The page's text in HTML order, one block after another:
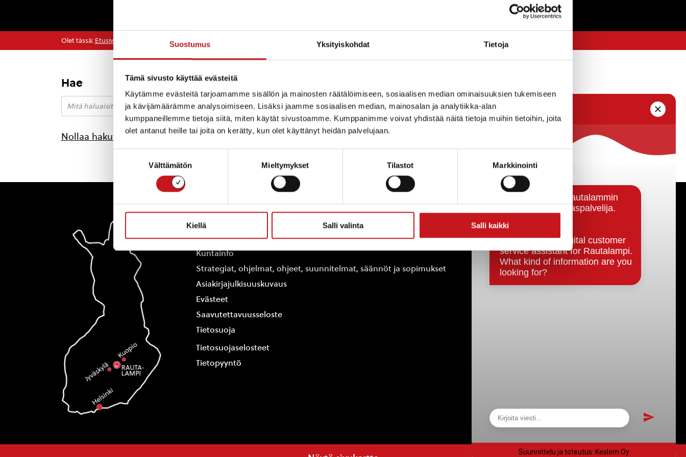
Suostumus Yksityiskohdat Tietoja
Tämä sivusto käyttää evästeitä
Käytämme evästeitä tarjoamamme sisällön ja mainosten räätälöimiseen, sosiaalisen median ominaisuuksien tukemiseen
ja kävijämäärämme analysoimiseen. Lisäksi jaamme sosiaalisen median, mainosalan ja analytiikka-alan
kumppaneillemme tietoja siitä, miten käytät sivustoamme. Kumppanimme voivat yhdistää näitä tietoja muihin tietoihin, joita
olet antanut heille tai joita on kerätty, kun olet käyttänyt heidän palvelujaan.
Välttämätön Mieltymykset Tilastot Markkinointi
Kiellä Salli valinta Salli kaikki
Olet tässä: Etusivu kosteusvauriot
Hae
Nollaa hakutulokset
Ei löytynyt
Yhteystiedot
Kuntainfo
Strategiat, ohjelmat, ohjeet, suunnitelmat, säännöt ja sopimukset
Asiakirjajulkisuuskuvaus
Evästeet
Saavutettavuusseloste
Tietosuoja
Tietosuojaselosteet
Tietopyyntö
Päätökset, esityslistat & pöytäkirjat
Hallinto
Kunnanhallitus
Kunnanvaltuusto